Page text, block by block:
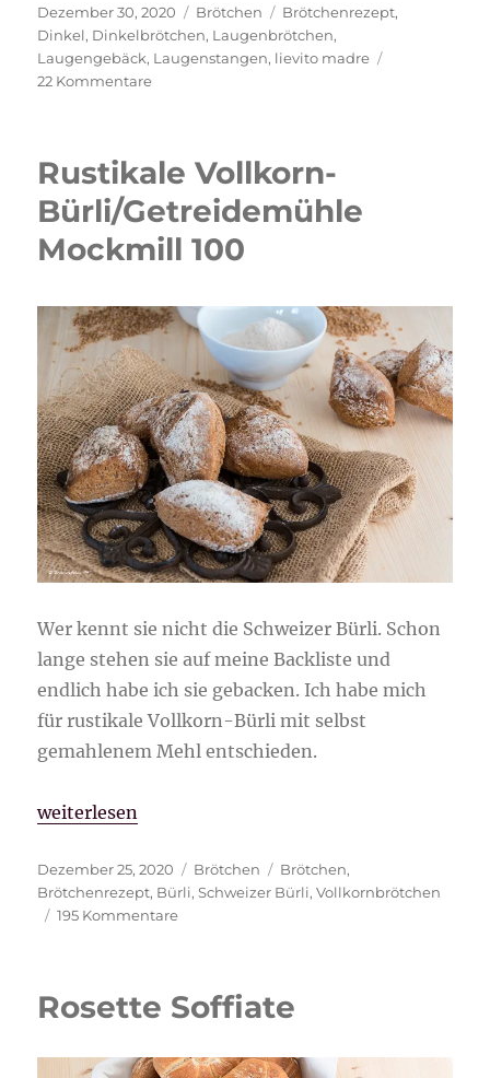
Veröffentlicht
am
Dezember 30, 2020 Kategorien
Brötchen Schlagwörter
Brötchenrezept,
Dinkel, Dinkelbrötchen, Laugenbrötchen,
Laugengebäck, Laugenstangen, lievito madre
22 Kommentarezu
Rustikale Vollkorn-
Bürli/Getreidemühle
Mockmill 100
Wer kennt sie nicht die Schweizer Bürli. Schon
lange stehen sie auf meine Backliste und
endlich habe ich sie gebacken. Ich habe mich
für rustikale Vollkorn-Bürli mit selbst
gemahlenem Mehl entschieden.
„Rustikale Vollkorn-Bürli/Getreidemühle Mockmill
weiterlesen
Veröffentlicht
am
Dezember 25, 2020 Kategorien
Brötchen Schlagwörter
Brötchen,
Brötchenrezept, Bürli,Schweizer Bürli,Vollkornbrötchen
195 Kommentarezu
Mockmill
Rosette Soffiate